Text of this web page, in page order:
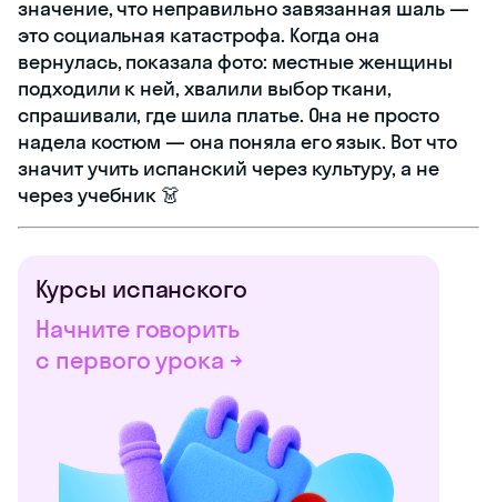
значение, что неправильно завязанная шаль —
это социальная катастрофа. Когда она
вернулась, показала фото: местные женщины
подходили к ней, хвалили выбор ткани,
спрашивали, где шила платье. Она не просто
надела костюм — она поняла его язык. Вот что
значит учить испанский через культуру, а не
через учебник 👗
Курсы испанского
Начните говорить
с первого урока →